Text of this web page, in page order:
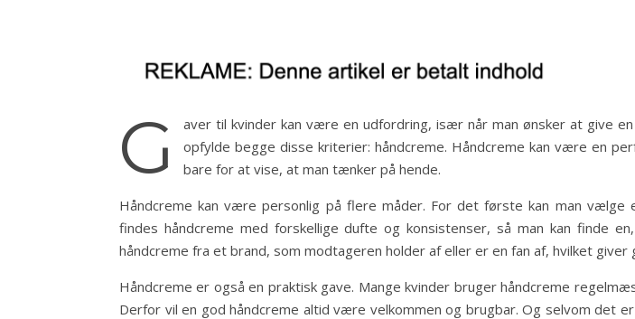
G
aver til kvinder kan være en udfordring, især når man ønsker at give
opfylde begge disse kriterier: håndcreme. Håndcreme kan være en
bare for at vise, at man tænker på hende.
Håndcreme kan være personlig på flere måder. For det første kan man
findes håndcreme med forskellige dufte og konsistenser, så man kan finde
håndcreme fra et brand, som modtageren holder af eller er en fan af, hvilket giver
Håndcreme er også en praktisk gave. Mange kvinder bruger håndcreme
Derfor vil en god håndcreme altid være velkommen og brugbar. Og selvom det